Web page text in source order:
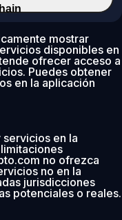
mostrar
disponibles en
ofrecer acceso a
Puedes obtener
en la aplicación
en la
no ofrezca
no en la
jurisdicciones
potenciales o reales.